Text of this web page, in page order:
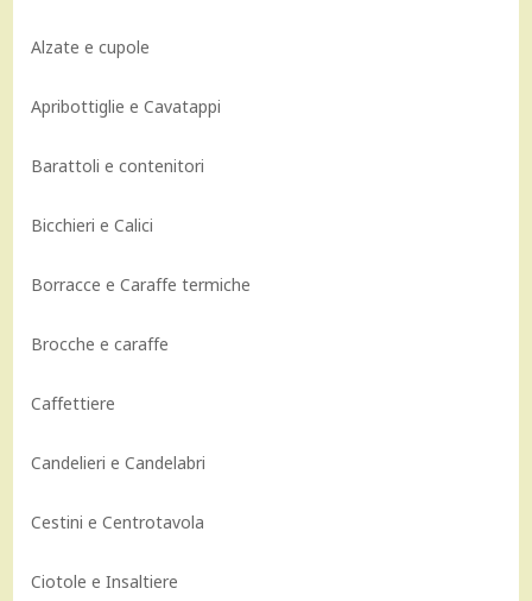
Alzate e cupole
Apribottiglie e Cavatappi
Barattoli e contenitori
Bicchieri e Calici
Borracce e Caraffe termiche
Brocche e caraffe
Caffettiere
Candelieri e Candelabri
Cestini e Centrotavola
Ciotole e Insaltiere